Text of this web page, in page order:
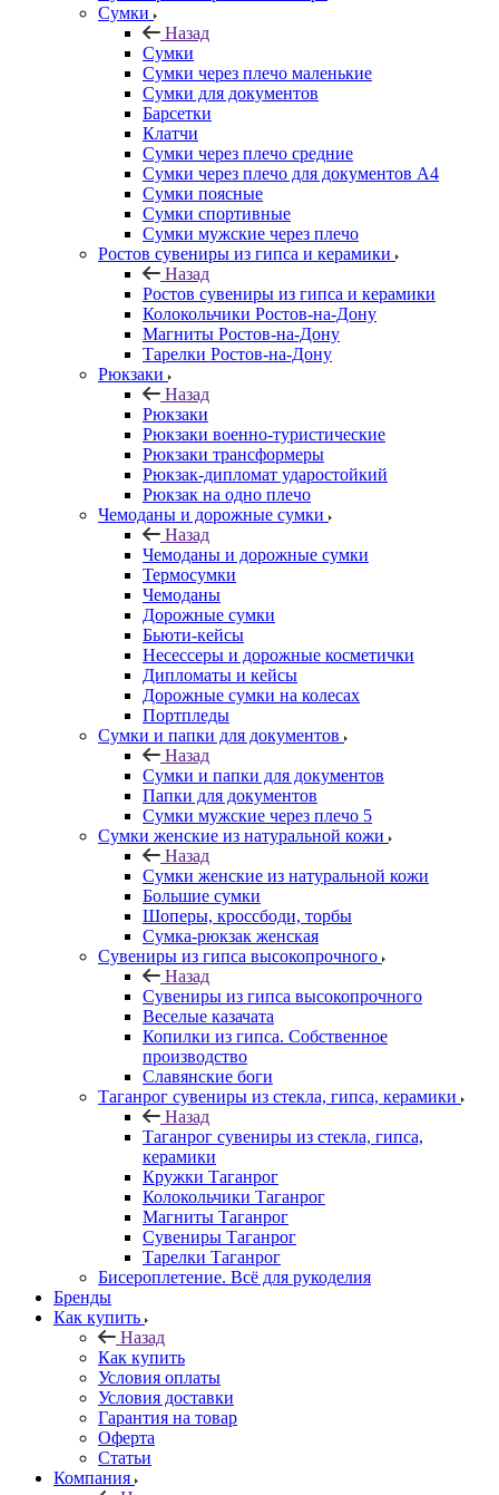
Сумки
Назад
Сумки
Сумки через плечо маленькие
Сумки для документов
Барсетки
Клатчи
Сумки через плечо средние
Сумки через плечо для документов А4
Сумки поясные
Сумки спортивные
Сумки мужские через плечо
Ростов сувениры из гипса и керамики
Назад
Ростов сувениры из гипса и керамики
Колокольчики Ростов-на-Дону
Магниты Ростов-на-Дону
Тарелки Ростов-на-Дону
Рюкзаки
Назад
Рюкзаки
Рюкзаки военно-туристические
Рюкзаки трансформеры
Рюкзак-дипломат ударостойкий
Рюкзак на одно плечо
Чемоданы и дорожные сумки
Назад
Чемоданы и дорожные сумки
Термосумки
Чемоданы
Дорожные сумки
Бьюти-кейсы
Несессеры и дорожные косметички
Дипломаты и кейсы
Дорожные сумки на колесах
Портпледы
Сумки и папки для документов
Назад
Сумки и папки для документов
Папки для документов
Сумки мужские через плечо 5
Сумки женские из натуральной кожи
Назад
Сумки женские из натуральной кожи
Большие сумки
Шоперы, кроссбоди, торбы
Сумка-рюкзак женская
Сувениры из гипса высокопрочного
Назад
Сувениры из гипса высокопрочного
Веселые казачата
Копилки из гипса. Собственное
производство
Славянские боги
Таганрог сувениры из стекла, гипса, керамики
Назад
Таганрог сувениры из стекла, гипса,
керамики
Кружки Таганрог
Колокольчики Таганрог
Магниты Таганрог
Сувениры Таганрог
Тарелки Таганрог
Бисероплетение. Всё для рукоделия
Бренды
Как купить
Назад
Как купить
Условия оплаты
Условия доставки
Гарантия на товар
Оферта
Статьи
Компания